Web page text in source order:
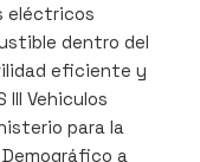
eléctricos
dentro del
eficiente y
III Vehiculos
para la
a